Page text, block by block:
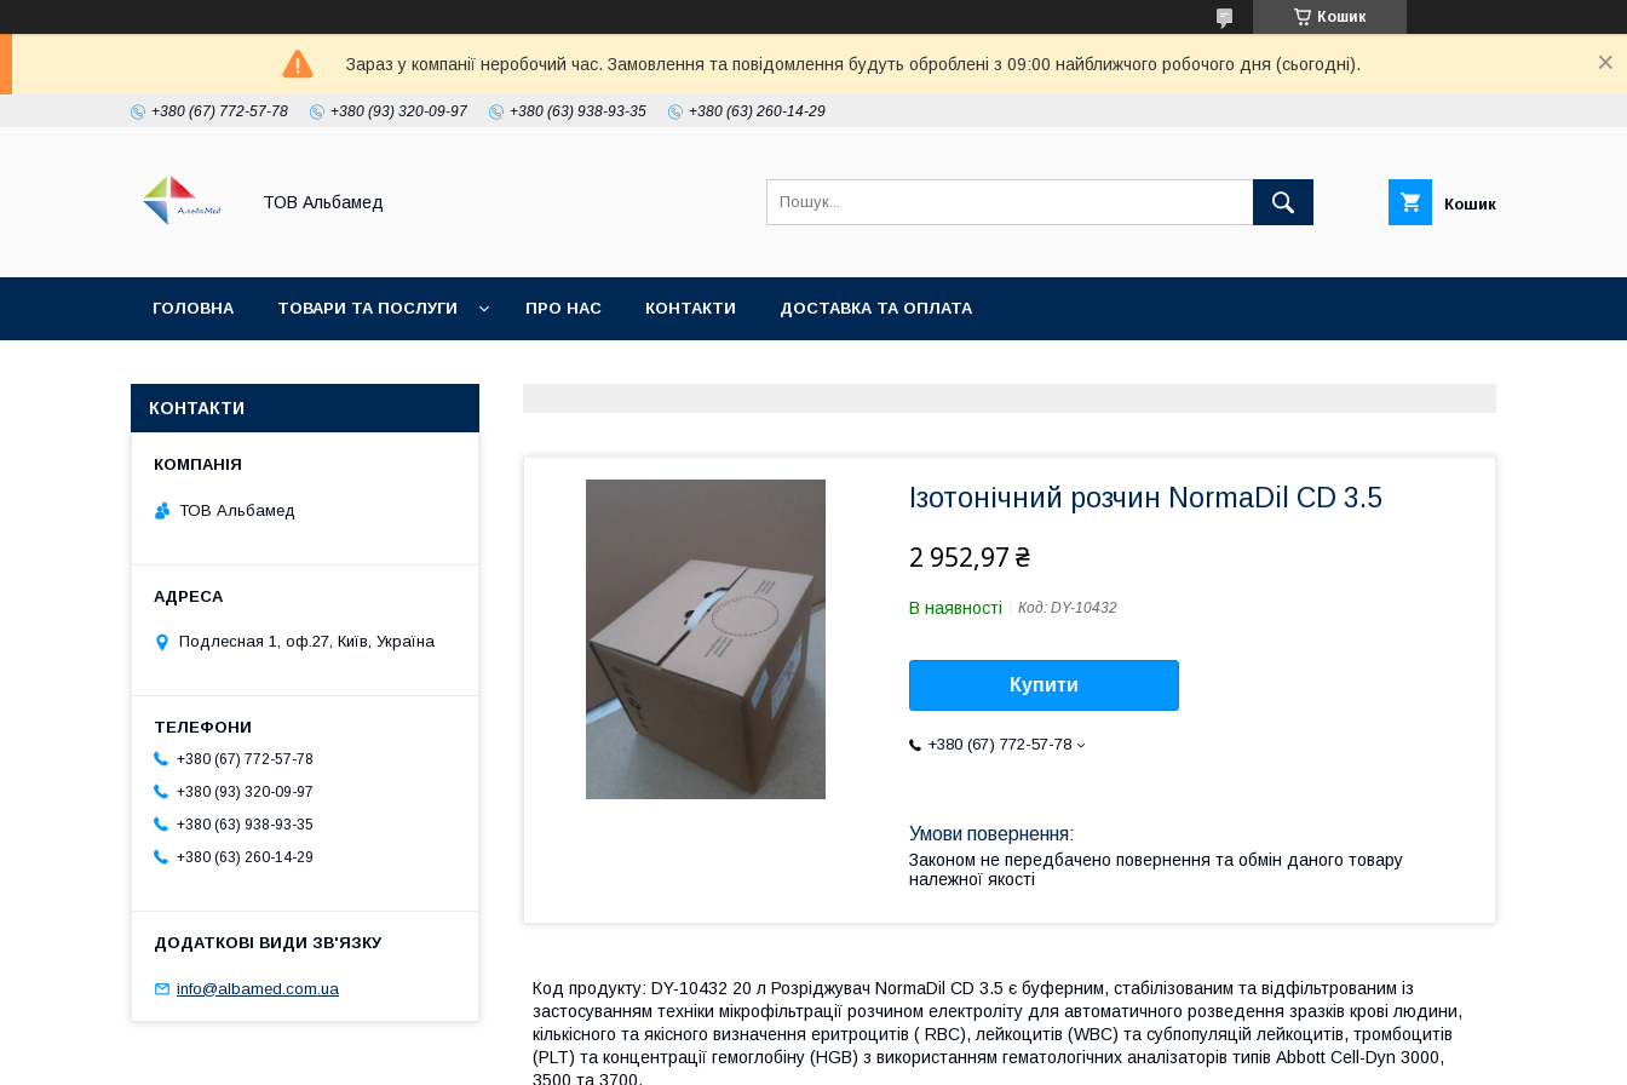
Кошик
Зараз у компанії неробочий час. Замовлення та повідомлення будуть оброблені з 09:00 найближчого робочого дня (сьогодні).
+380 (67) 772-57-78 +380 (93) 320-09-97 +380 (63) 938-93-35 +380 (63) 260-14-29
ТОВ Альбамед Кошик
ГОЛОВНА ТОВАРИ ТА ПОСЛУГИ ПРО НАС КОНТАКТИ ДОСТАВКА ТА ОПЛАТА
Ізотонічний розчин NormaDil CD 3.5
2 952,97 ₴
В наявності Код: DY-10432
Купити
+380 (67) 772-57-78
Законом не передбачено повернення та обмін даного товару
належної якості
Код продукту: DY-10432 20 л Розріджувач NormaDil CD 3.5 є буферним, стабілізованим та відфільтрованим із
застосуванням техніки мікрофільтрації розчином електроліту для автоматичного розведення зразків крові людини,
кількісного та якісного визначення еритроцитів ( RBC), лейкоцитів (WBC) та субпопуляцій лейкоцитів, тромбоцитів
(PLT) та концентрації гемоглобіну (HGB) з використанням гематологічних аналізаторів типів Abbott Cell-Dyn 3000,
3500 та 3700.
КОНТАКТИ
ТОВ Альбамед
Подлесная 1, оф.27, Київ, Україна
+380 (67) 772-57-78
+380 (93) 320-09-97
+380 (63) 938-93-35
+380 (63) 260-14-29
info@albamed.com.ua